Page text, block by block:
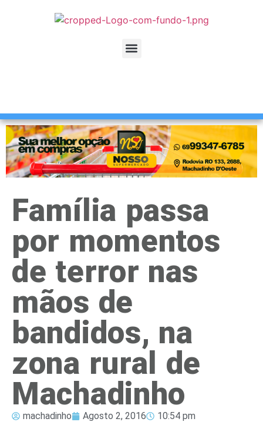
Família passa
por momentos
de terror nas
mãos de
bandidos, na
zona rural de
Machadinho
machadinho Agosto 2, 2016 10:54 pm